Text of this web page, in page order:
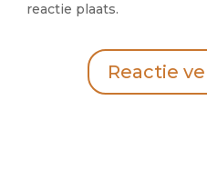
reactie plaats.
Reactie